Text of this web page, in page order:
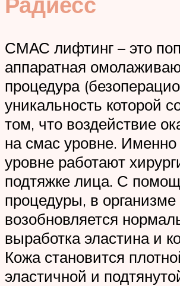
СМАС лифтинг – это
аппаратная
процедура
уникальность которой
том, что воздействие
на смас уровне. Именно
уровне работают
подтяжке лица. С
процедуры, в организме
возобновляется
выработка эластина и
Кожа становится
эластичной и